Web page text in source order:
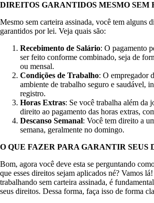
DIREITOS GARANTIDOS MESMO SEM
Mesmo sem carteira assinada, você tem alguns
garantidos por lei. Veja quais são:
Recebimento de Salário: O pagamento
ser feito conforme combinado, seja de
ou mensal.
Condições de Trabalho: O empregador
ambiente de trabalho seguro e saudável,
registro.
Horas Extras: Se você trabalha além da
direito ao pagamento das horas extras,
Descanso Semanal: Você tem direito a
semana, geralmente no domingo.
O QUE FAZER PARA GARANTIR SEUS
Bom, agora você deve esta se perguntando
que esses direitos sejam aplicados né? Vamos
trabalhando sem carteira assinada, é
seus direitos. Dessa forma, faça isso de forma